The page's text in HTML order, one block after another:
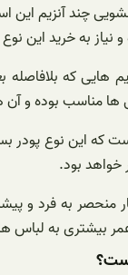
چند آنزیم
نیاز به خرید این
داشتن آنزیم
مناسب بوده و آن
پودر لباسشویی ۵
خواهد بود.
منحصر به فرد
عمر بیشتری به